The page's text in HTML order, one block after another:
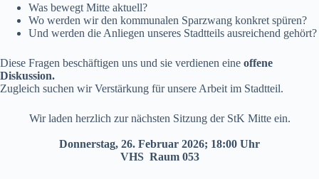
Was bewegt Mitte aktuell?
Wo werden wir den kommunalen Sparzwang konkret spüren?
Und werden die Anliegen unseres Stadtteils ausreichend gehört?
Diese Fragen beschäftigen uns und sie verdienen eine offene
Diskussion.
Zugleich suchen wir Verstärkung für unsere Arbeit im Stadtteil.
Wir laden herzlich zur nächsten Sitzung der StK Mitte ein.
Donnerstag, 26. Februar 2026; 18:00 Uhr
VHS Raum 053